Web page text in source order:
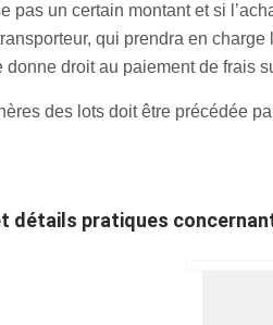
pas un certain montant et si
qui prendra en
droit au paiement de frais
des lots doit être précédée
détails pratiques